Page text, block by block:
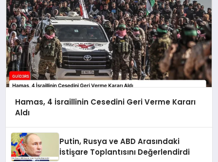
Hamas, 4 İsraillinin Cesedini Geri Verme Kararı
Aldı
Putin, Rusya ve ABD Arasındaki
İstişare Toplantısını Değerlendirdi